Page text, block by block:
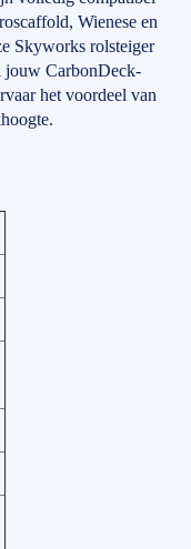
Wienese en
Skyworks rolsteiger
jouw CarbonDeck-
het voordeel van